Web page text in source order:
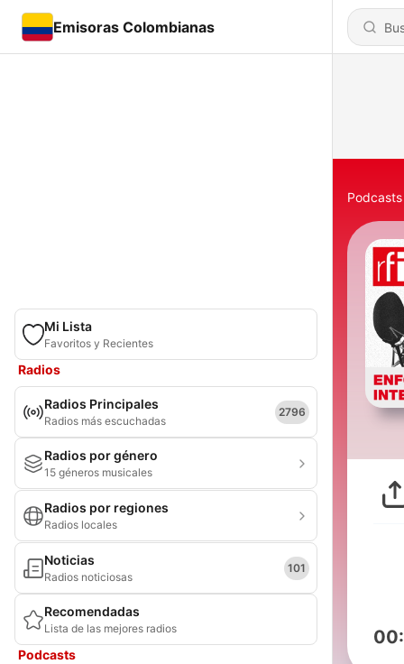
Emisoras Colombianas
Mi Lista
Favoritos y Recientes
Radios
Radios Principales
Radios más escuchadas
2796
Radios por género
15 géneros musicales
Radios por regiones
Radios locales
Noticias
Radios noticiosas
101
Recomendadas
Lista de las mejores radios
Podcasts
Podcasts